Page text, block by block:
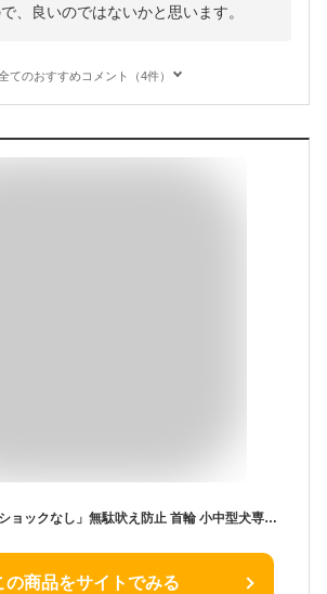
、良いのではないかと思います。
てのおすすめコメント（4件）
「楽天1位」「電気ショックなし」無駄吠え防止 首輪 小中型犬専用首輪 犬むだぼえ防止首輪 40g超軽量 全自動式首輪 無駄吠え防止器具 犬しつけ IP67防水 USB充電式 7段階ピーの音&振動 センサー
の商品をサイトでみる